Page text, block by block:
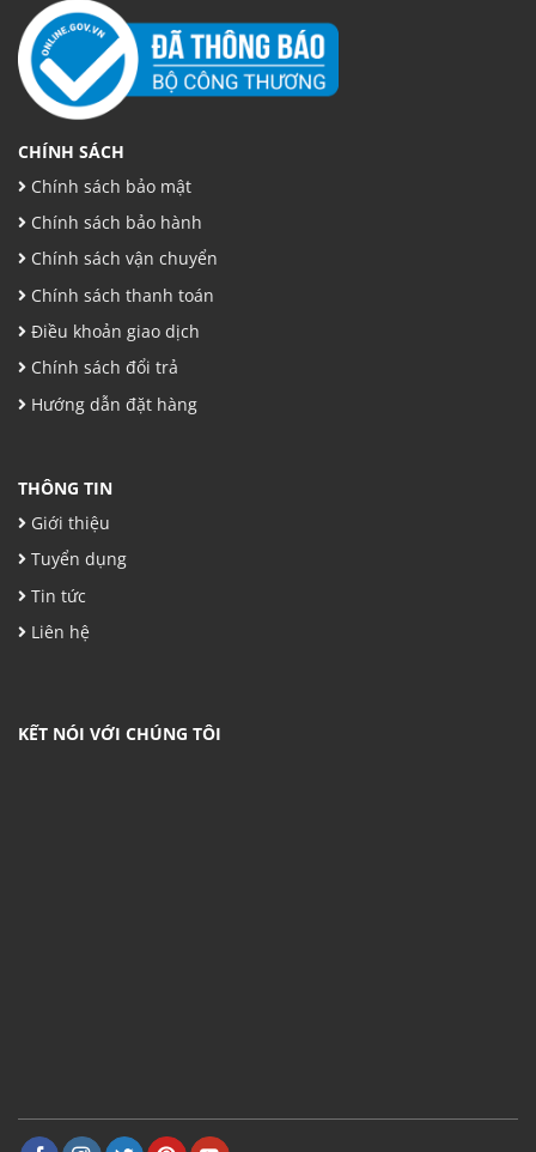
CHÍNH SÁCH
Chính sách bảo mật
Chính sách bảo hành
Chính sách vận chuyển
Chính sách thanh toán
Điều khoản giao dịch
Chính sách đổi trả
Hướng dẫn đặt hàng
THÔNG TIN
Giới thiệu
Tuyển dụng
Tin tức
Liên hệ
KẾT NÓI VỚI CHÚNG TÔI